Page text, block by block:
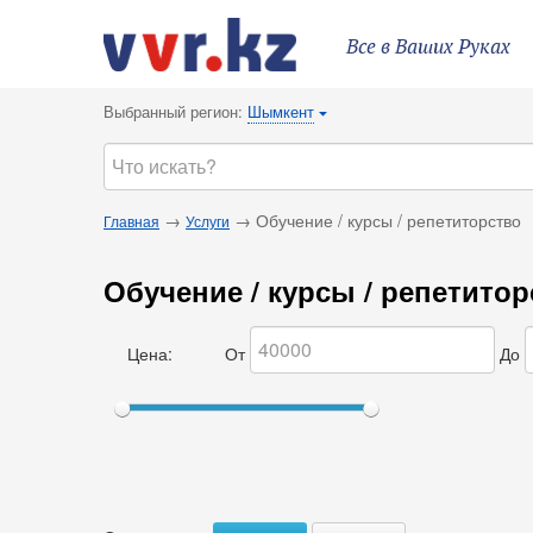
Все в Ваших Руках
Выбранный регион: Шымкент {
Главная → Услуги → Обучение / курсы / репетиторство
Обучение / курсы /
Цена: От До